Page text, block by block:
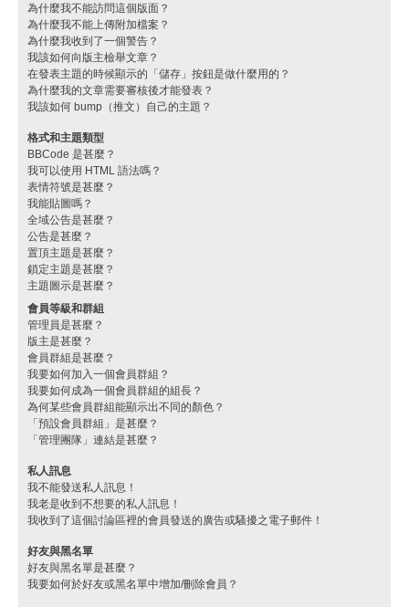
為什麼我不能訪問這個版面？
為什麼我不能上傳附加檔案？
為什麼我收到了一個警告？
我該如何向版主檢舉文章？
在發表主題的時候顯示的「儲存」按鈕是做什麼用的？
為什麼我的文章需要審核後才能發表？
我該如何 bump（推文）自己的主題？
格式和主題類型
BBCode 是甚麼？
我可以使用 HTML 語法嗎？
表情符號是甚麼？
我能貼圖嗎？
全域公告是甚麼？
公告是甚麼？
置頂主題是甚麼？
鎖定主題是甚麼？
主題圖示是甚麼？
會員等級和群組
管理員是甚麼？
版主是甚麼？
會員群組是甚麼？
我要如何加入一個會員群組？
我要如何成為一個會員群組的組長？
為何某些會員群組能顯示出不同的顏色？
「預設會員群組」是甚麼？
「管理團隊」連結是甚麼？
私人訊息
我不能發送私人訊息！
我老是收到不想要的私人訊息！
我收到了這個討論區裡的會員發送的廣告或騷擾之電子郵件！
好友與黑名單
好友與黑名單是甚麼？
我要如何於好友或黑名單中增加/刪除會員？